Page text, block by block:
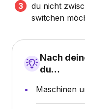
du nicht
switchen
Nach
du…
Maschinen